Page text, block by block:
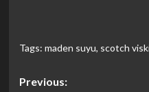
Tags: maden suyu, scotch
Post
Previous: